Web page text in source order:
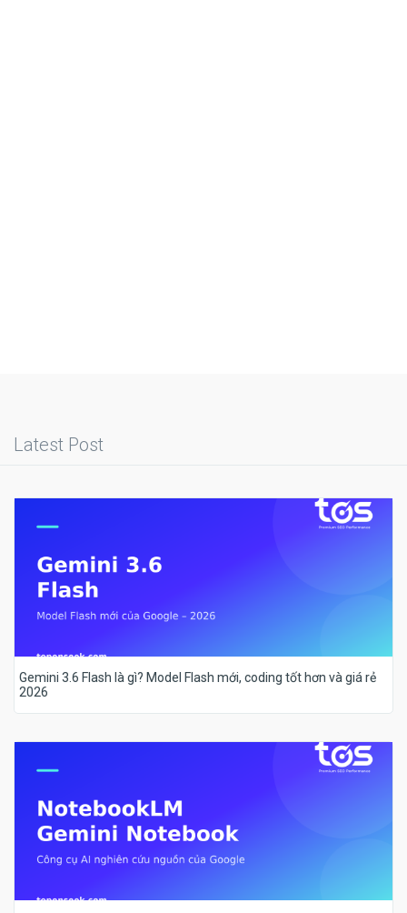
Latest Post
Gemini 3.6 Flash là gì? Model Flash mới, coding tốt hơn và giá rẻ
2026